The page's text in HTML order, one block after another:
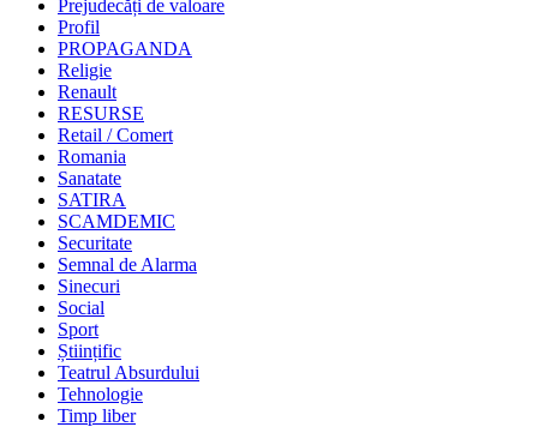
Prejudecăți de valoare
Profil
PROPAGANDA
Religie
Renault
RESURSE
Retail / Comert
Romania
Sanatate
SATIRA
SCAMDEMIC
Securitate
Semnal de Alarma
Sinecuri
Social
Sport
Științific
Teatrul Absurdului
Tehnologie
Timp liber